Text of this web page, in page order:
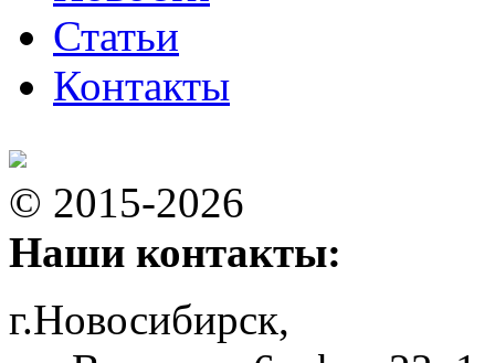
Статьи
Контакты
© 2015-2026
Наши контакты:
г.Новосибирск,